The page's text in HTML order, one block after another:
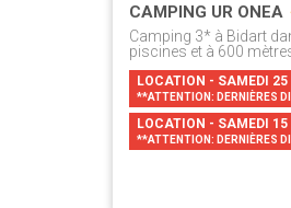
CAMPING UR ONEA
Camping 3* à Bidart
piscines et à 600
LOCATION - SAMEDI
**ATTENTION: DERNIÈRES
LOCATION - SAMEDI
**ATTENTION: DERNIÈRES